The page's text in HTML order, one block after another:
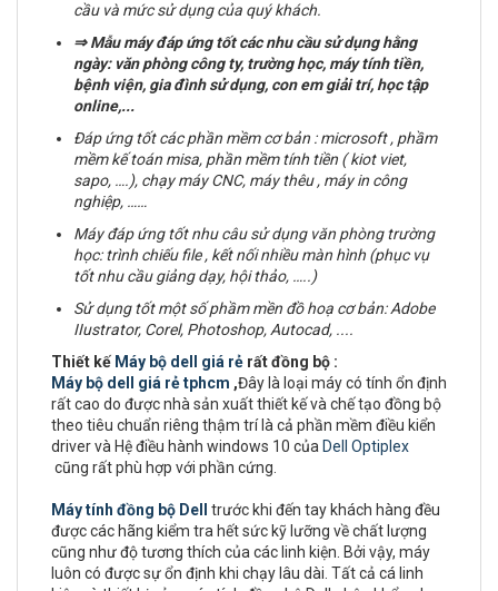
cầu và mức sử dụng của quý khách.
⇒Mẫu máy đáp ứng tốt các nhu cầu sử dụng hằng
ngày: văn phòng công ty, trường học, máy tính tiền,
bệnh viện, gia đình sử dụng, con em giải trí, học tập
online,...
Đáp ứng tốt các phần mềm cơ bản : microsoft , phầm
mềm kế toán misa, phần mềm tính tiền ( kiot viet,
sapo, ….), chạy máy CNC, máy thêu , máy in công
nghiệp, ……
Máy đáp ứng tốt nhu câu sử dụng văn phòng trường
học: trình chiếu file , kết nối nhiều màn hình (phục vụ
tốt nhu cầu giảng dạy, hội thảo, …..)
Sử dụng tốt một số phầm mền đồ hoạ cơ bản:Adobe
IIustrator, Corel, Photoshop, Autocad, ....
Thiết kế Máy bộ dell giá rẻ rất đồng bộ :
Máy bộ dell giá rẻ tphcm ,Đây là loại máy có tính ổn định
rất cao do được nhà sản xuất thiết kế và chế tạo đồng bộ
theo tiêu chuẩn riêng thậm trí là cả phần mềm điều kiển
driver và Hệ điều hành windows 10 của Dell Optiplex
cũng rất phù hợp với phần cứng.
Máy tính đồng bộ Dell
trước khi đến tay khách hàng đều
được các hãng kiểm tra hết sức kỹ lưỡng về chất lượng
cũng như độ tương thích của các linh kiện. Bởi vậy, máy
luôn có được sự ổn định khi chạy lâu dài. Tất cả cá linh